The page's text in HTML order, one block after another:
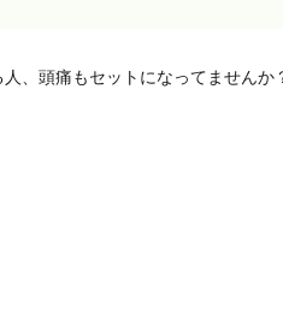
人、頭痛もセットになってませんか